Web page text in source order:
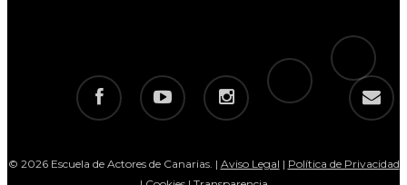
facebook youtube instagram
telegram
tiktok
email
© 2026 Escuela de Actores de Canarias. | Aviso Legal | Política de Privacidad